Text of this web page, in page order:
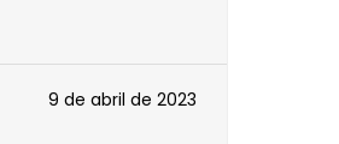
9 de abril de 2023